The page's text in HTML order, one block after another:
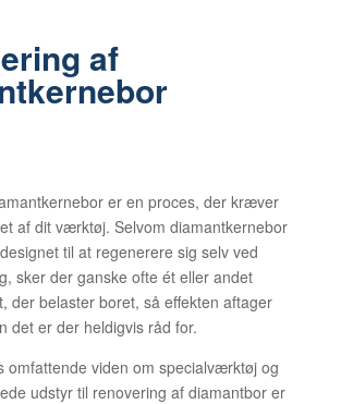
af
er en proces, der kræver
af dit værktøj. Selvom diamantkernebor
til at regenerere sig selv ved
sker der ganske ofte ét eller andet
der belaster boret, så effekten aftager
det er der heldigvis råd for.
omfattende viden om specialværktøj og
udstyr til renovering af diamantbor er